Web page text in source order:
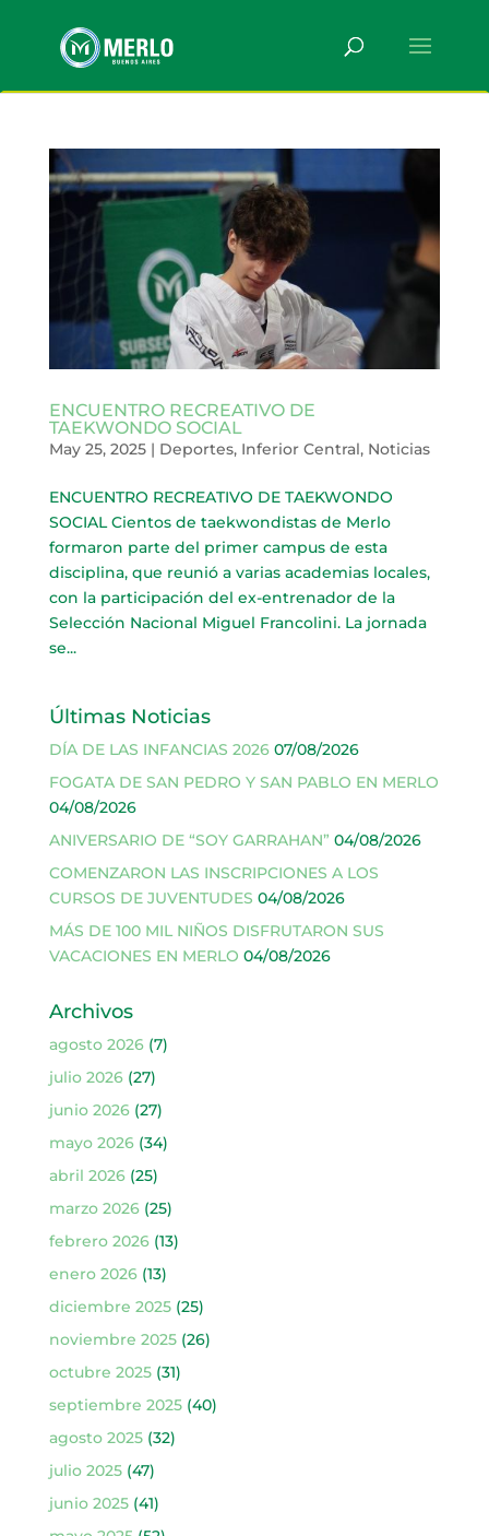
ENCUENTRO RECREATIVO DE
TAEKWONDO SOCIAL
May 25, 2025| Deportes, Inferior Central, Noticias
ENCUENTRO RECREATIVO DE TAEKWONDO
SOCIAL Cientos de taekwondistas de Merlo
formaron parte del primer campus de esta
disciplina, que reunió a varias academias locales,
con la participación del ex-entrenador de la
Selección Nacional Miguel Francolini. La jornada
se...
Últimas Noticias
DÍA DE LAS INFANCIAS 2026 07/08/2026
FOGATA DE SAN PEDRO Y SAN PABLO EN MERLO
04/08/2026
ANIVERSARIO DE “SOY GARRAHAN” 04/08/2026
COMENZARON LAS INSCRIPCIONES A LOS
CURSOS DE JUVENTUDES 04/08/2026
MÁS DE 100 MIL NIÑOS DISFRUTARON SUS
VACACIONES EN MERLO 04/08/2026
Archivos
agosto 2026(7)
julio 2026(27)
junio 2026(27)
mayo 2026(34)
abril 2026(25)
marzo 2026(25)
febrero 2026(13)
enero 2026(13)
diciembre 2025(25)
noviembre 2025(26)
octubre 2025(31)
septiembre 2025(40)
agosto 2025(32)
julio 2025(47)
junio 2025(41)